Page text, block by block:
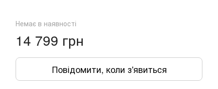
Немає в наявності
14 799 грн
Повідомити, коли з'явиться